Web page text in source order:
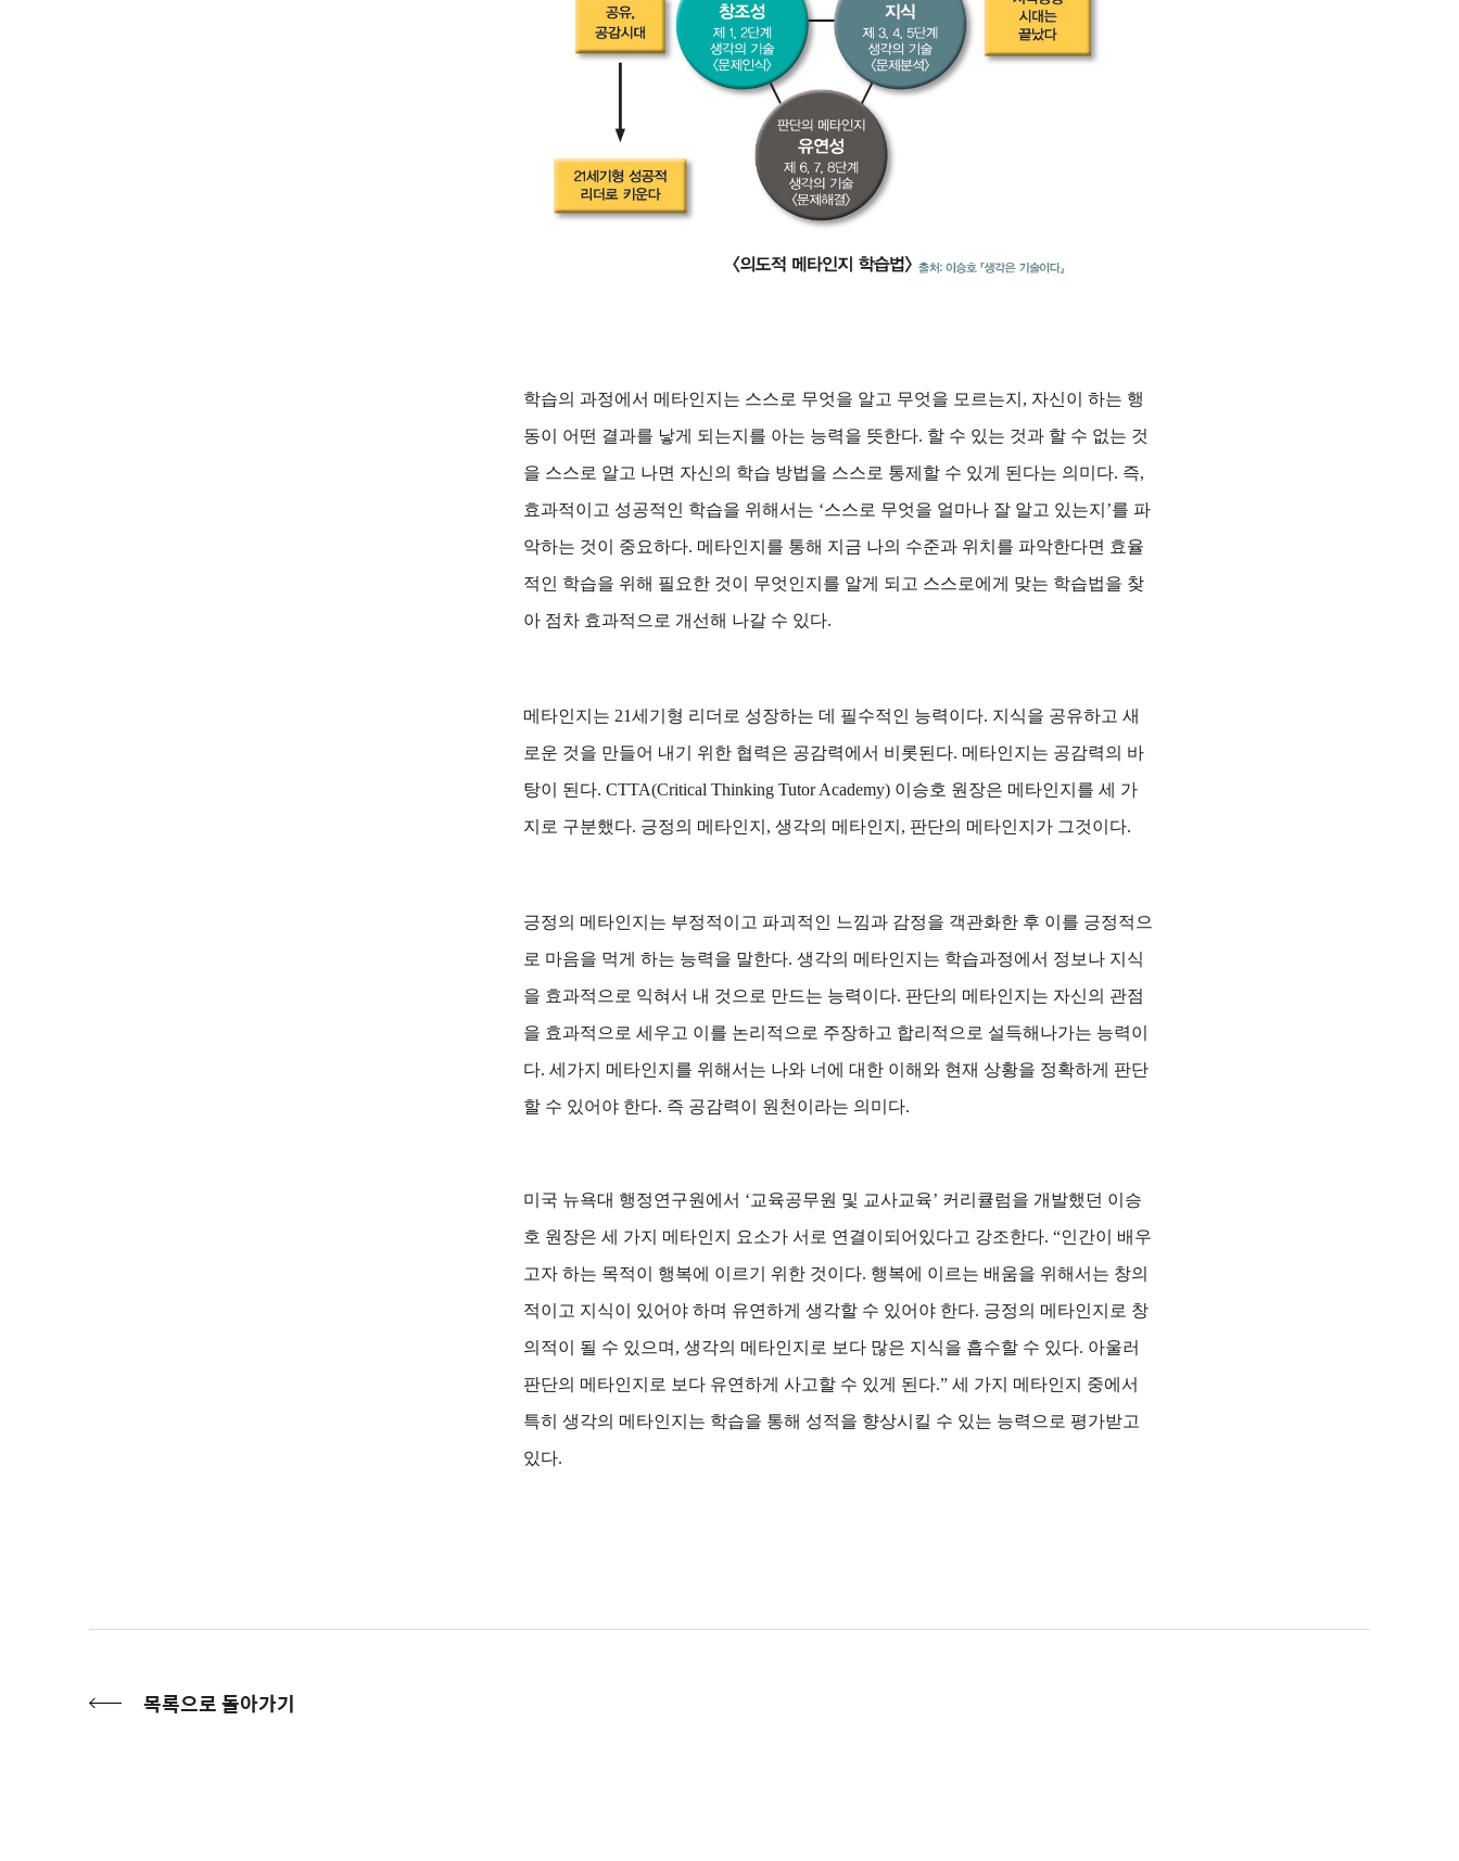
학습의 과정에서 메타인지는 스스로 무엇을 알고 무엇을 모르는지, 자신이 하는 행
동이 어떤 결과를 낳게 되는지를 아는 능력을 뜻한다. 할 수 있는 것과 할 수 없는 것
을 스스로 알고 나면 자신의 학습 방법을 스스로 통제할 수 있게 된다는 의미다. 즉,
효과적이고 성공적인 학습을 위해서는 ‘스스로 무엇을 얼마나 잘 알고 있는지’를 파
악하는 것이 중요하다. 메타인지를 통해 지금 나의 수준과 위치를 파악한다면 효율
적인 학습을 위해 필요한 것이 무엇인지를 알게 되고 스스로에게 맞는 학습법을 찾
아 점차 효과적으로 개선해 나갈 수 있다.
메타인지는 21세기형 리더로 성장하는 데 필수적인 능력이다. 지식을 공유하고 새
로운 것을 만들어 내기 위한 협력은 공감력에서 비롯된다. 메타인지는 공감력의 바
탕이 된다. CTTA(Critical Thinking Tutor Academy) 이승호 원장은 메타인지를 세 가
지로 구분했다. 긍정의 메타인지, 생각의 메타인지, 판단의 메타인지가 그것이다.
긍정의 메타인지는 부정적이고 파괴적인 느낌과 감정을 객관화한 후 이를 긍정적으
로 마음을 먹게 하는 능력을 말한다. 생각의 메타인지는 학습과정에서 정보나 지식
을 효과적으로 익혀서 내 것으로 만드는 능력이다. 판단의 메타인지는 자신의 관점
을 효과적으로 세우고 이를 논리적으로 주장하고 합리적으로 설득해나가는 능력이
다. 세가지 메타인지를 위해서는 나와 너에 대한 이해와 현재 상황을 정확하게 판단
할 수 있어야 한다. 즉 공감력이 원천이라는 의미다.
미국 뉴욕대 행정연구원에서 ‘교육공무원 및 교사교육’ 커리큘럼을 개발했던 이승
호 원장은 세 가지 메타인지 요소가 서로 연결이되어있다고 강조한다. “인간이 배우
고자 하는 목적이 행복에 이르기 위한 것이다. 행복에 이르는 배움을 위해서는 창의
적이고 지식이 있어야 하며 유연하게 생각할 수 있어야 한다. 긍정의 메타인지로 창
의적이 될 수 있으며, 생각의 메타인지로 보다 많은 지식을 흡수할 수 있다. 아울러
판단의 메타인지로 보다 유연하게 사고할 수 있게 된다.” 세 가지 메타인지 중에서
특히 생각의 메타인지는 학습을 통해 성적을 향상시킬 수 있는 능력으로 평가받고
있다.
목록으로 돌아가기